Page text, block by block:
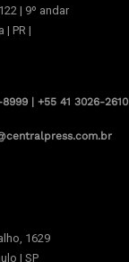
| 9º andar
| PR |
| +55 41 3026-2610
1629
| SP